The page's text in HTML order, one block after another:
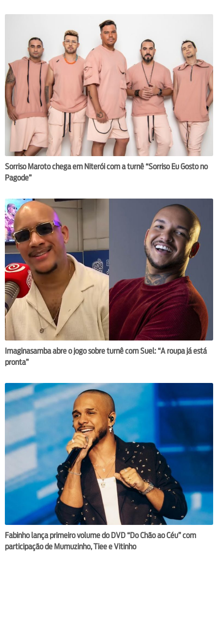
Sorriso Maroto chega em Niterói com a turnê “Sorriso Eu Gosto no
Pagode”
Imaginasamba abre o jogo sobre turnê com Suel: “A roupa já está
pronta”
Fabinho lança primeiro volume do DVD “Do Chão ao Céu” com
participação de Mumuzinho, Tiee e Vitinho